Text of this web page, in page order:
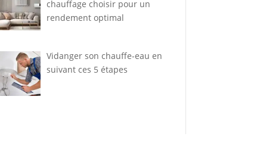
chauffage choisir pour un
rendement optimal
Vidanger son chauffe-eau en
suivant ces 5 étapes